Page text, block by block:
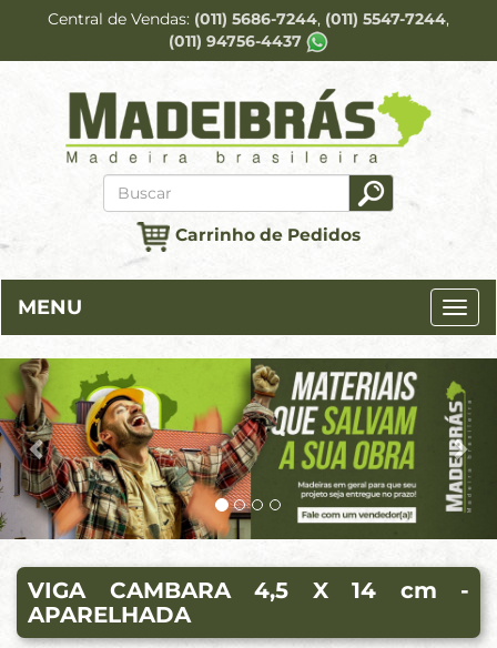
Central de Vendas (011) 5686-7244 (011) 5547-7244
(011) 94756-4437
Carrinho de Pedidos
MENU
Previous
VIGA CAMBARA 4,5 X 14 cm -
APARELHADA